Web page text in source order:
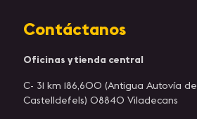
Contáctanos
Oficinas y tienda central
C- 31 km 186,600 (Antigua Autovía de
Castelldefels) 08840 Viladecans